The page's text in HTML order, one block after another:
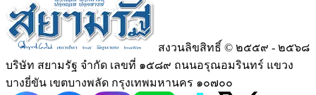
สงวนลิขสิทธิ์ © ๒๕๕๙ - ๒๕๖๘
บริษัท สยามรัฐ จำกัด เลขที่ ๑๕๘๙ ถนนอรุณอมรินทร์ แขวง
บางยี่ขัน เขตบางพลัด กรุงเทพมหานคร ๑๐๗๐๐